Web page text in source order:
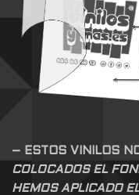
– ESTOS VINILOS
COLOCADOS EL
HEMOS APLICADO